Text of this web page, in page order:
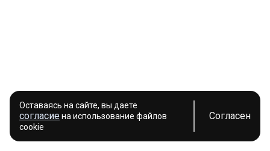
Оставаясь на сайте, вы даете
согласиена использование файлов
cookie
Согласен